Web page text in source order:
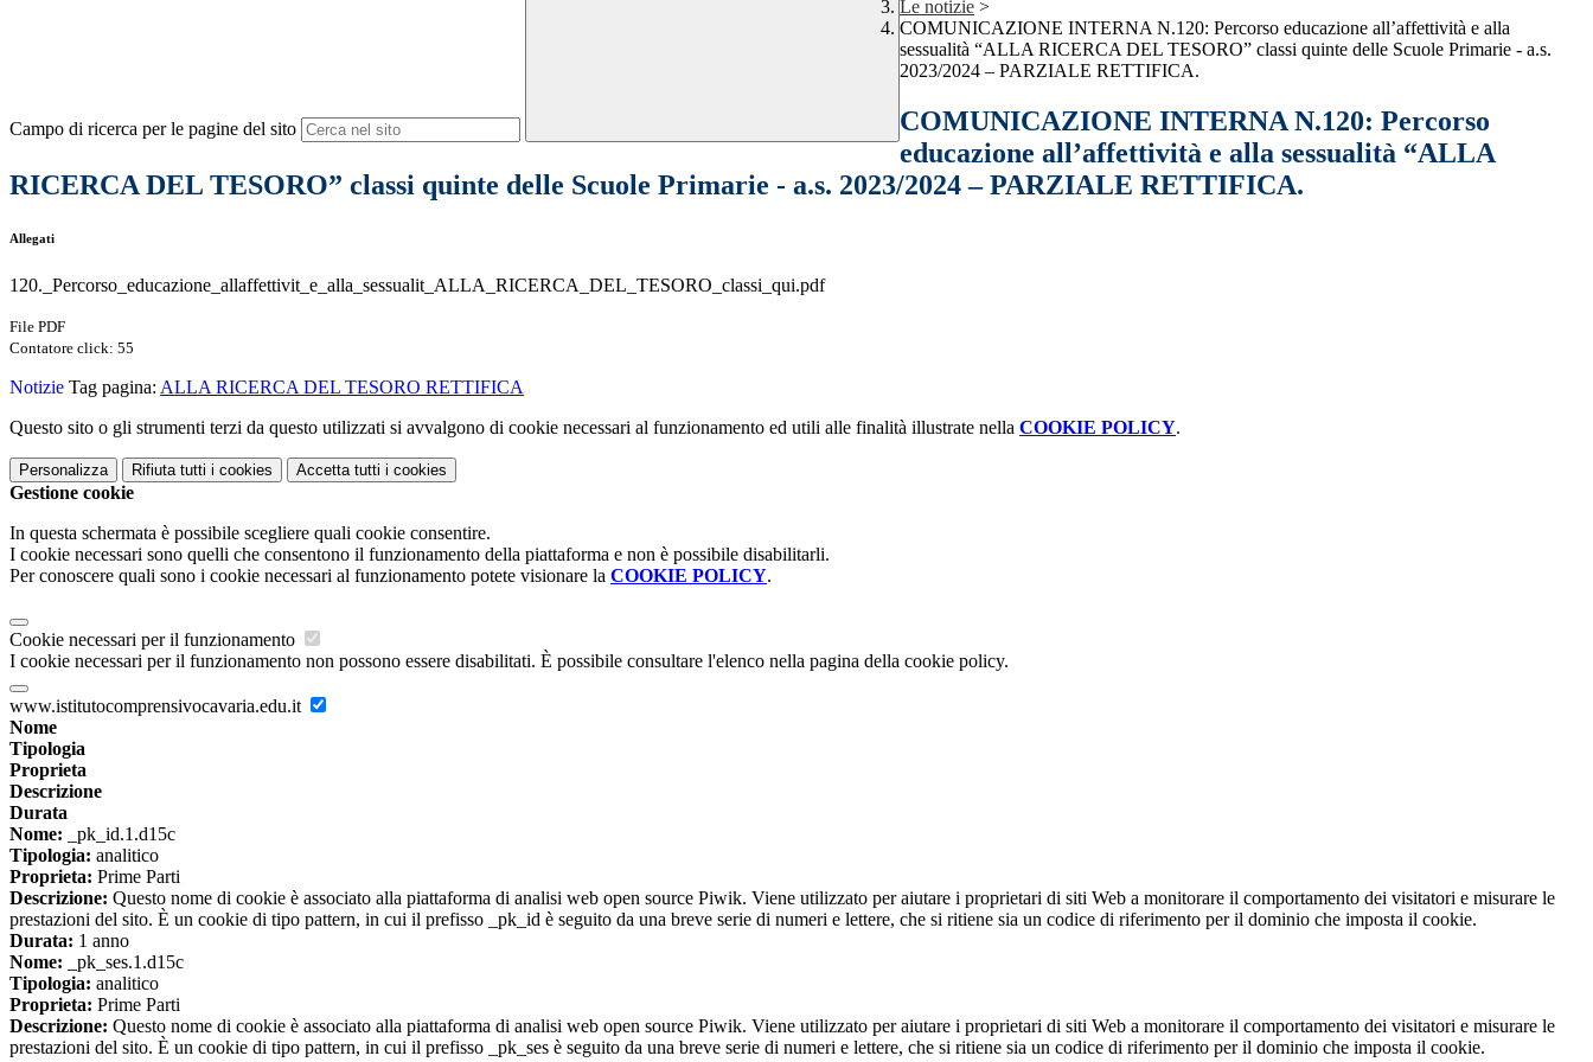
Campo di ricerca per le pagine del sito
Le notizie >
COMUNICAZIONE INTERNA N.120: Percorso educazione all’affettività e alla
sessualità “ALLA RICERCA DEL TESORO” classi quinte delle Scuole Primarie - a.s.
2023/2024 – PARZIALE RETTIFICA.
COMUNICAZIONE INTERNA N.120: Percorso
educazione all’affettività e alla sessualità “ALLA
RICERCA DEL TESORO” classi quinte delle Scuole Primarie - a.s. 2023/2024 – PARZIALE RETTIFICA.
Allegati
120._Percorso_educazione_allaffettivit_e_alla_sessualit_ALLA_RICERCA_DEL_TESORO_classi_qui.pdf
File PDF
Contatore click: 55
Notizie Tag pagina: ALLA RICERCA DEL TESORO RETTIFICA
Questo sito o gli strumenti terzi da questo utilizzati si avvalgono di cookie necessari al funzionamento ed utili alle finalità illustrate nella COOKIE POLICY.
Personalizza Rifiuta tutti i cookies Accetta tutti i cookies
Gestione cookie
In questa schermata è possibile scegliere quali cookie consentire.
I cookie necessari sono quelli che consentono il funzionamento della piattaforma e non è possibile disabilitarli.
Per conoscere quali sono i cookie necessari al funzionamento potete visionare la COOKIE POLICY.
Cookie necessari per il funzionamento
I cookie necessari per il funzionamento non possono essere disabilitati. È possibile consultare l'elenco nella pagina della cookie policy.
www.istitutocomprensivocavaria.edu.it
Nome
Tipologia
Proprieta
Descrizione
Durata
Nome: _pk_id.1.d15c
Tipologia: analitico
Proprieta: Prime Parti
Descrizione: Questo nome di cookie è associato alla piattaforma di analisi web open source Piwik. Viene utilizzato per aiutare i proprietari di siti Web a monitorare il comportamento dei visitatori e misurare le
prestazioni del sito. È un cookie di tipo pattern, in cui il prefisso _pk_id è seguito da una breve serie di numeri e lettere, che si ritiene sia un codice di riferimento per il dominio che imposta il cookie.
Durata: 1 anno
Nome: _pk_ses.1.d15c
Tipologia: analitico
Proprieta: Prime Parti
Descrizione: Questo nome di cookie è associato alla piattaforma di analisi web open source Piwik. Viene utilizzato per aiutare i proprietari di siti Web a monitorare il comportamento dei visitatori e misurare le
prestazioni del sito. È un cookie di tipo pattern, in cui il prefisso _pk_ses è seguito da una breve serie di numeri e lettere, che si ritiene sia un codice di riferimento per il dominio che imposta il cookie.